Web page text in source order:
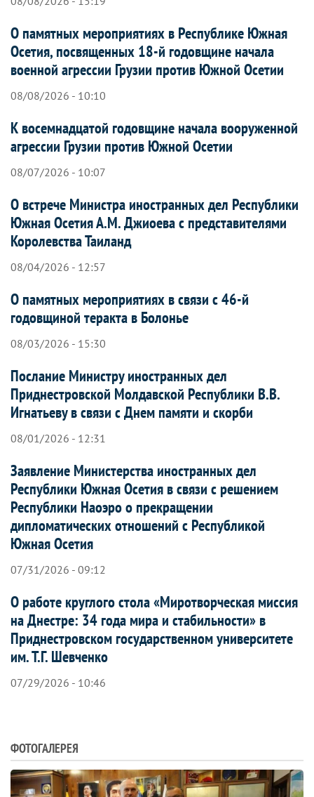
О памятных мероприятиях в Республике Южная
Осетия, посвященных 18-й годовщине начала
военной агрессии Грузии против Южной Осетии
08/08/2026 - 10:10
К восемнадцатой годовщине начала вооруженной
агрессии Грузии против Южной Осетии
08/07/2026 - 10:07
О встрече Министра иностранных дел Республики
Южная Осетия А.М. Джиоева с представителями
Королевства Таиланд
08/04/2026 - 12:57
О памятных мероприятиях в связи с 46-й
годовщиной теракта в Болонье
08/03/2026 - 15:30
Послание Министру иностранных дел
Приднестровской Молдавской Республики В.В.
Игнатьеву в связи с Днем памяти и скорби
08/01/2026 - 12:31
Заявление Министерства иностранных дел
Республики Южная Осетия в связи с решением
Республики Наоэро о прекращении
дипломатических отношений с Республикой
Южная Осетия
07/31/2026 - 09:12
О работе круглого стола «Миротворческая миссия
на Днестре: 34 года мира и стабильности» в
Приднестровском государственном университете
им. Т.Г. Шевченко
07/29/2026 - 10:46
ФОТОГАЛЕРЕЯ